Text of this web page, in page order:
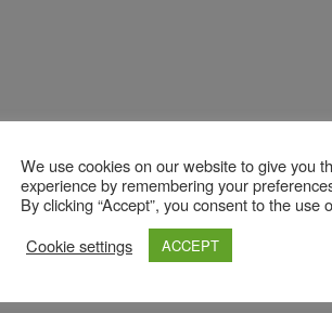
We use cookies on our website to give you
experience by remembering your
By clicking “Accept”, you consent to the use
Cookie settings
ACCEPT